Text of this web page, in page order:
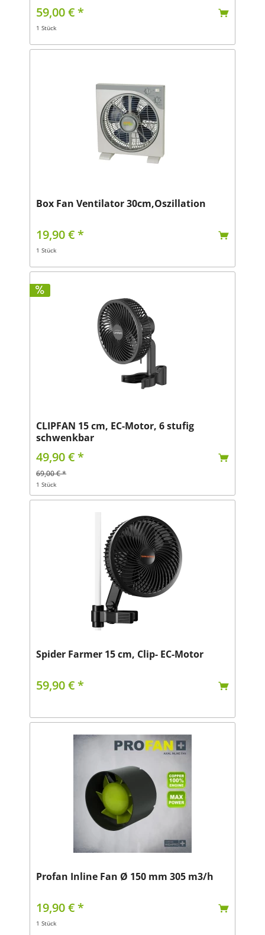
59,00 € *
1 Stück
Box Fan Ventilator 30cm,Oszillation
19,90 € *
1 Stück
CLIPFAN 15 cm, EC-Motor, 6 stufig
schwenkbar
49,90 € *
69,00 € *
1 Stück
Spider Farmer 15 cm, Clip- EC-Motor
59,90 € *
Profan Inline Fan Ø 150 mm 305 m3/h
19,90 € *
1 Stück